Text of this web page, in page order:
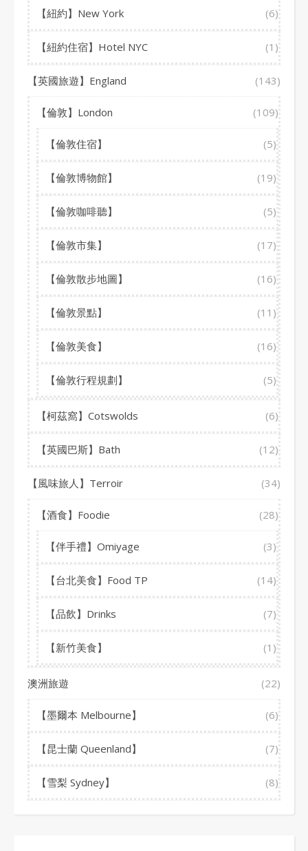
【紐約】New York (6)
【紐約住宿】Hotel NYC (1)
【英國旅遊】England (143)
【倫敦】London (109)
【倫敦住宿】 (5)
【倫敦博物館】 (19)
【倫敦咖啡聽】 (5)
【倫敦市集】 (17)
【倫敦散步地圖】 (16)
【倫敦景點】 (11)
【倫敦美食】 (16)
【倫敦行程規劃】 (5)
【柯茲窩】Cotswolds (6)
【英國巴斯】Bath (12)
【風味旅人】Terroir (34)
【酒食】Foodie (28)
【伴手禮】Omiyage (3)
【台北美食】Food TP (14)
【品飲】Drinks (7)
【新竹美食】 (1)
澳洲旅遊 (22)
【墨爾本 Melbourne】 (6)
【昆士蘭 Queenland】 (7)
【雪梨 Sydney】 (8)